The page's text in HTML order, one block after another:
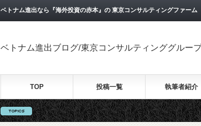
ベトナム進出なら『海外投資の赤本』の 東京コンサルティングファーム
ベトナム進出ブログ/東京コンサルティンググルー
TOP 投稿一覧 執筆者紹介